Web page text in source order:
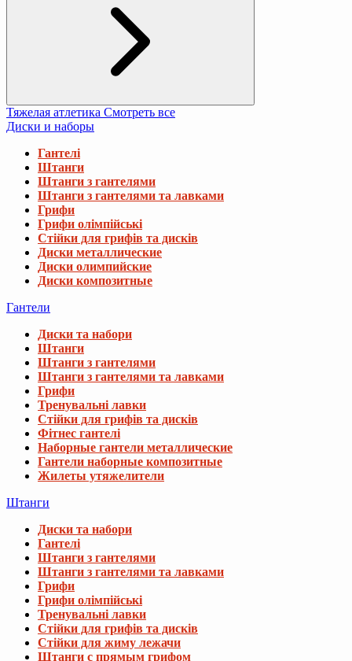
Тяжелая атлетика Смотреть все
Диски и наборы
Гантелі
Штанги
Штанги з гантелями
Штанги з гантелями та лавками
Грифи
Грифи олімпійські
Стійки для грифів та дисків
Диски металлические
Диски олимпийские
Диски композитные
Гантели
Диски та набори
Штанги
Штанги з гантелями
Штанги з гантелями та лавками
Грифи
Тренувальні лавки
Стійки для грифів та дисків
Фітнес гантелі
Наборные гантели металлические
Гантели наборные композитные
Жилеты утяжелители
Штанги
Диски та набори
Гантелі
Штанги з гантелями
Штанги з гантелями та лавками
Грифи
Грифи олімпійські
Тренувальні лавки
Стійки для грифів та дисків
Стійки для жиму лежачи
Штанги с прямым грифом